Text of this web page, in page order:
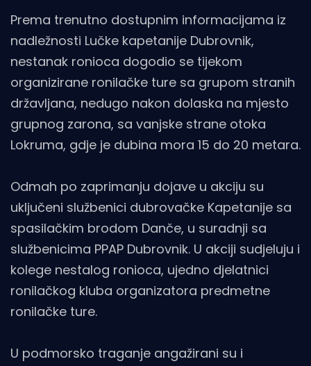
Prema trenutno dostupnim informacijama iz
nadležnosti Lučke kapetanije Dubrovnik,
nestanak ronioca dogodio se tijekom
organizirane ronilačke ture sa grupom stranih
državljana, nedugo nakon dolaska na mjesto
grupnog zarona, sa vanjske strane otoka
Lokruma, gdje je dubina mora 15 do 20 metara.
Odmah po zaprimanju dojave u akciju su
uključeni službenici dubrovačke Kapetanije sa
spasilačkim brodom Danče, u suradnji sa
službenicima PPAP Dubrovnik. U akciji sudjeluju i
kolege nestalog ronioca, ujedno djelatnici
ronilačkog kluba organizatora predmetne
ronilačke ture.
U podmorsko traganje angažirani su i